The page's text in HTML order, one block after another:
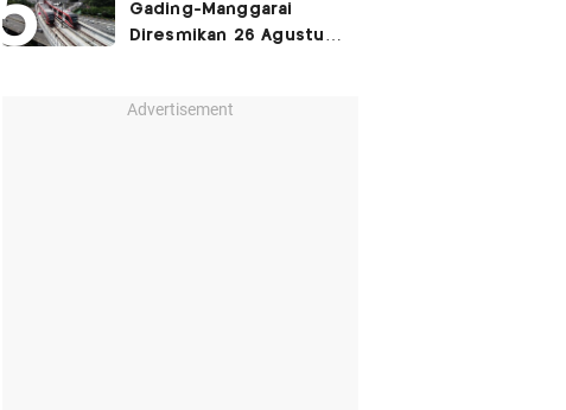
Gading-Manggarai
Diresmikan 26 Agustus
Advertisement